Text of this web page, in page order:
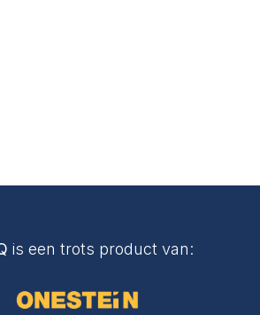
is een trots product van: